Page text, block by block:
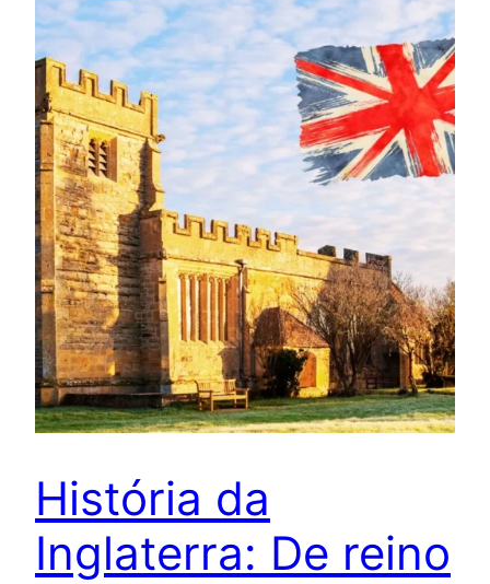
História da
Inglaterra: De reino